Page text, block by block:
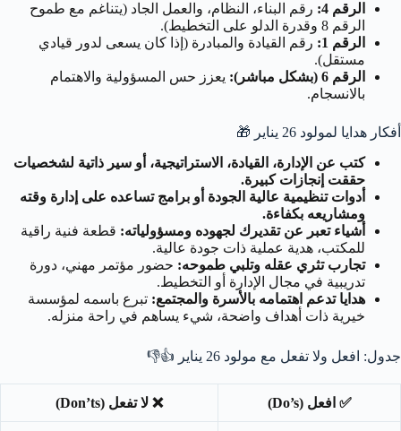
الرقم 4:
رقم البناء، النظام، والعمل الجاد (يتناغم مع طموح
الرقم 8 وقدرة الدلو على التخطيط).
الرقم 1:
رقم القيادة والمبادرة (إذا كان يسعى لدور قيادي
مستقل).
الرقم 6 (بشكل مباشر):
يعزز حس المسؤولية والاهتمام
بالانسجام.
أفكار هدايا لمولود 26 يناير
🎁
كتب عن الإدارة، القيادة، الاستراتيجية، أو سير ذاتية لشخصيات
حققت إنجازات كبيرة.
أدوات تنظيمية عالية الجودة أو برامج تساعده على إدارة وقته
ومشاريعه بكفاءة.
أشياء تعبر عن تقديرك لجهوده ومسؤولياته: قطعة فنية راقية
للمكتب، هدية عملية ذات جودة عالية.
تجارب تثري عقله وتلبي طموحه: حضور مؤتمر مهني، دورة
تدريبية في مجال الإدارة أو التخطيط.
هدايا تدعم اهتمامه بالأسرة والمجتمع: تبرع باسمه لمؤسسة
خيرية ذات أهداف واضحة، شيء يساهم في راحة منزله.
جدول: افعل ولا تفعل مع مولود 26 يناير 👍👎
✅ افعل (Do’s) ❌ لا تفعل (Don’ts)